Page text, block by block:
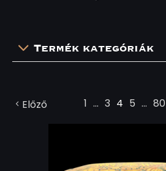
Termék kategóriák
Előző 1 ... 3 4 5 ... 80